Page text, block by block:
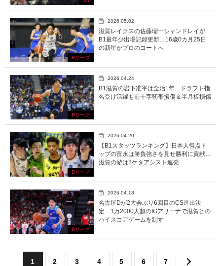
Bリーグ
2026.05.02
滋賀レイクスの佐藤瑠一シャンドレイが
B1最年少出場記録更新…16歳0カ月25日
の新星がプロのコートへ
Bリーグ
2026.04.24
B1滋賀の岩下准平は全治1年…ドラフト指
名受け活躍も前十字靭帯損傷＆半月板損傷
Bリーグ
2026.04.20
【B1スタッツランキング】日本人得点ト
ップの富永は勝負強さを見せ勝利に貢献…
滋賀の游は2ケタアシスト連発
Bリーグ
2026.04.18
名古屋Dが2大会ぶり6回目のCS進出決
定…1万2000人超のIGアリーナで滋賀との
ハイスコアゲームを制す
1 2 3 4 5 6 7